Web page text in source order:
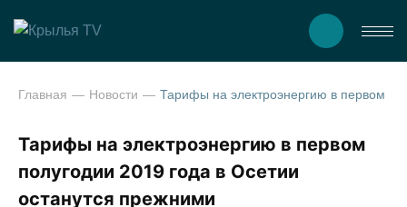
Главная Новости
Тарифы на электроэнергию в первом
полугодии 2019 года в Осетии
останутся прежними